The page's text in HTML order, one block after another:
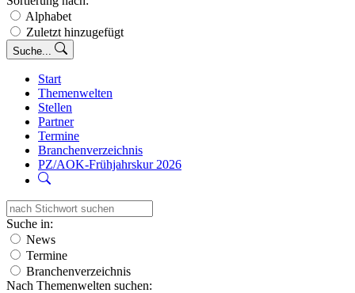
Alphabet
Zuletzt hinzugefügt
Suche...
Start
Themenwelten
Stellen
Partner
Termine
Branchenverzeichnis
PZ/AOK-Frühjahrskur 2026
Suche in:
News
Termine
Branchenverzeichnis
Nach Themenwelten suchen: